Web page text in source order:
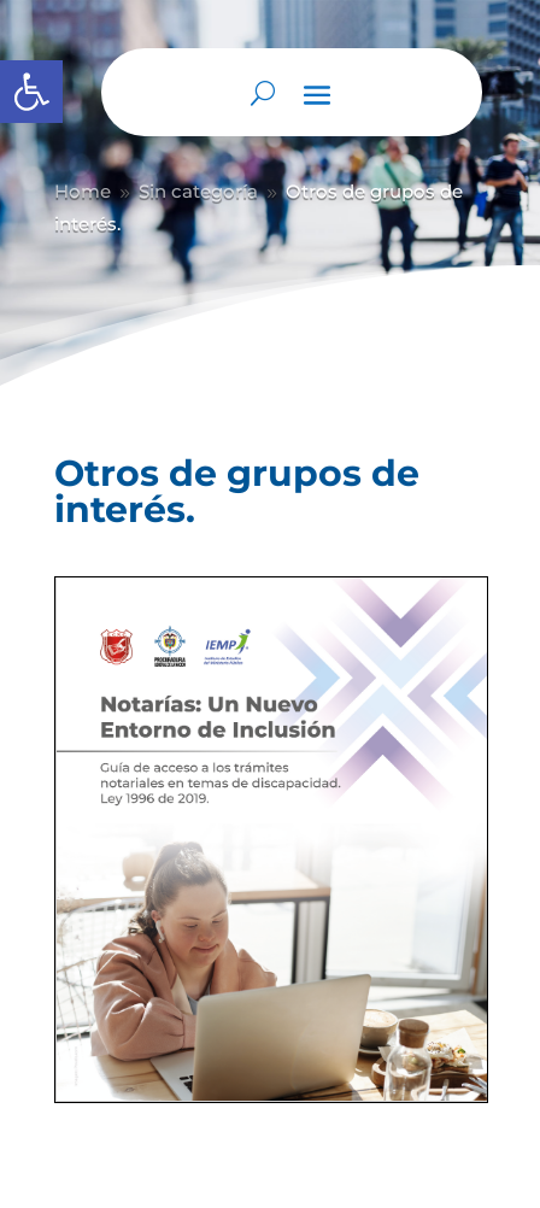
Abrir barra de herramientas
Home 9 Sin categoría 9 Otros de grupos de
interés.
Otros de grupos de
interés.